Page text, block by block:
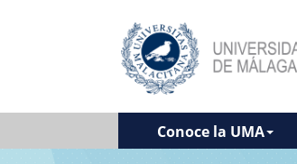
Conoce la UMA